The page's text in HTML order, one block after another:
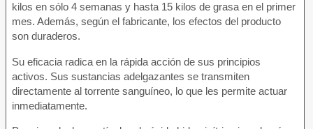
kilos en sólo 4 semanas y hasta 15 kilos de grasa en el primer
mes. Además, según el fabricante, los efectos del producto
son duraderos.
Su eficacia radica en la rápida acción de sus principios
activos. Sus sustancias adelgazantes se transmiten
directamente al torrente sanguíneo, lo que les permite actuar
inmediatamente.